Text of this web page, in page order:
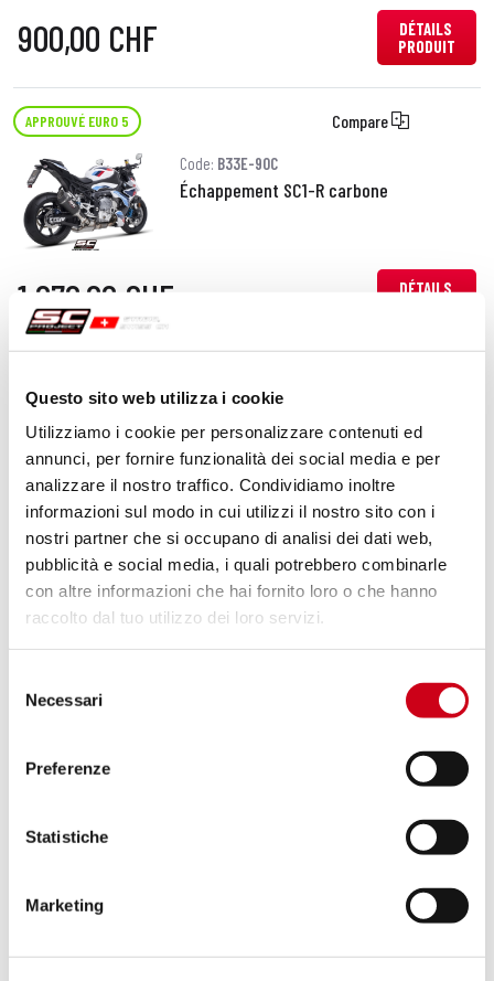
Questo sito web utilizza i cookie
Utilizziamo i cookie per personalizzare contenuti ed
annunci, per fornire funzionalità dei social media e per
analizzare il nostro traffico. Condividiamo inoltre
informazioni sul modo in cui utilizzi il nostro sito con i
nostri partner che si occupano di analisi dei dati web,
pubblicità e social media, i quali potrebbero combinarle
con altre informazioni che hai fornito loro o che hanno
raccolto dal tuo utilizzo dei loro servizi.
delNecessari
Preferenze
Statistiche
Marketing
900,00 CHF
DÉTAILS
PRODUIT
APPROUVÉ EURO 5 Compare
Code: B33E-90C
Échappement SC1-R carbone
1 070,00 CHF
DÉTAILS
B33E-90T
Échappement SC1-R titane
1 070,00 CHF
DÉTAILS
PRODUIT
Échappement CR-T titane, avec réseau
PRODUIT
POUR LA COURSE UNIQUEMENT